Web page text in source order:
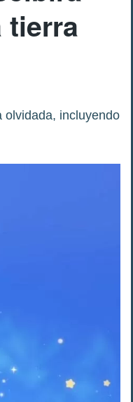
tierra
olvidada, incluyendo